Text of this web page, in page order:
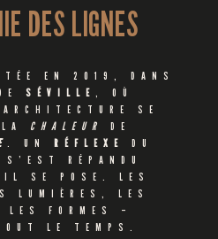
DES LIGNES
EN 2019, DANS
SÉVILLE
, OÙ
SE
CHALEUR
DE
. UN RÉFLEXE
DU
RÉPANDU
IL SE POSE. LES
LUMIÈRES, LES
LES FORMES –
LE TEMPS.